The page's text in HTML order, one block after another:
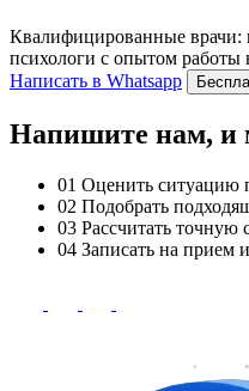
Квалифицированные врачи:
психологи с опытом работы
Написать в Whatsapp
Напишите нам, и
01 Оценить ситуацию
02 Подобрать
03 Рассчитать точную
04 Записать на прием